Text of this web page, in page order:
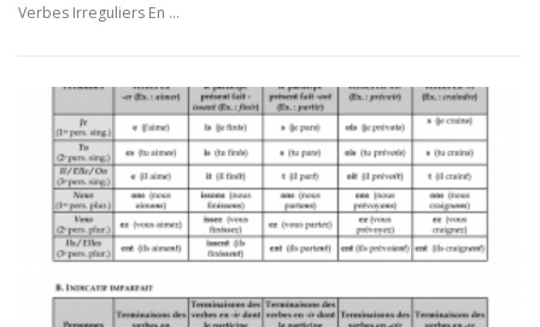
Verbes Irreguliers En …